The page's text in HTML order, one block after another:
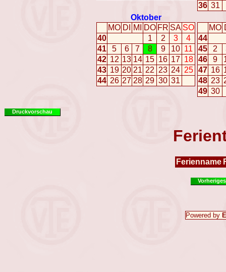
36 31
Oktober
MO DI MI DO FR SA SO
40
1 2 3
4
41
5 6 7 8 9 10 11
42 12 13 14 15 16 17 18
43 19 20 21 22 23 24 25
44 26 27 28 29 30 31
MO
44
45
2
46
9
47 16
48 23
49 30
Druckvorschau
Ferienname
Powered by